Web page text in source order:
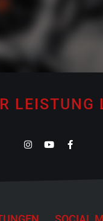
LEISTUNG